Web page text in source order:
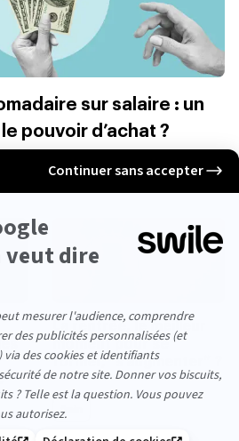
sur salaire : un
pouvoir d’achat ?
La rentrée, le meilleur
moment pour se
former, “s’augmenter” ?